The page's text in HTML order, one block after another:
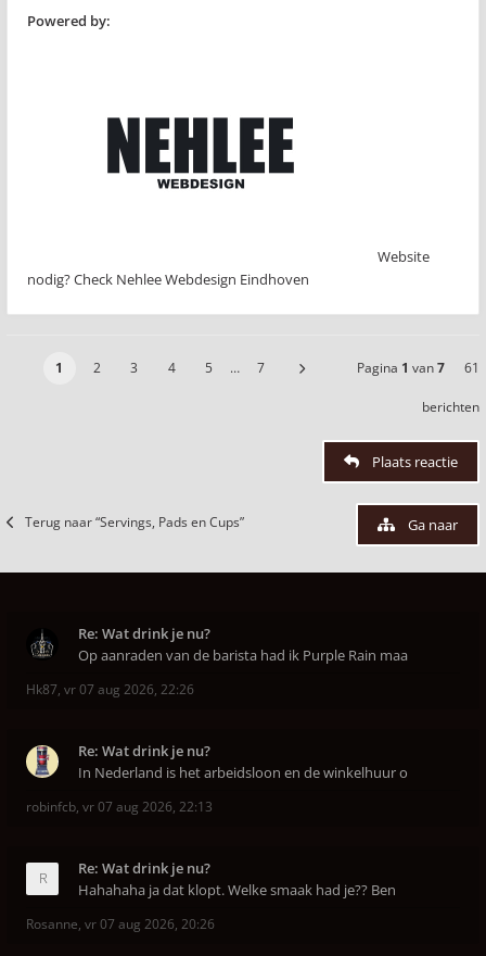
Powered by:
Website
nodig? Check Nehlee Webdesign Eindhoven
1 2 3 4 5 … 7 Pagina 1 van7 61
berichten
Plaats reactie
Terug naar “Servings, Pads en Cups” Ga naar
Re: Wat drink je nu?
Op aanraden van de barista had ik Purple Rain maa
Hk87, vr 07 aug 2026, 22:26
Re: Wat drink je nu?
In Nederland is het arbeidsloon en de winkelhuur o
robinfcb, vr 07 aug 2026, 22:13
Re: Wat drink je nu?
Hahahaha ja dat klopt. Welke smaak had je?? Ben
Rosanne, vr 07 aug 2026, 20:26